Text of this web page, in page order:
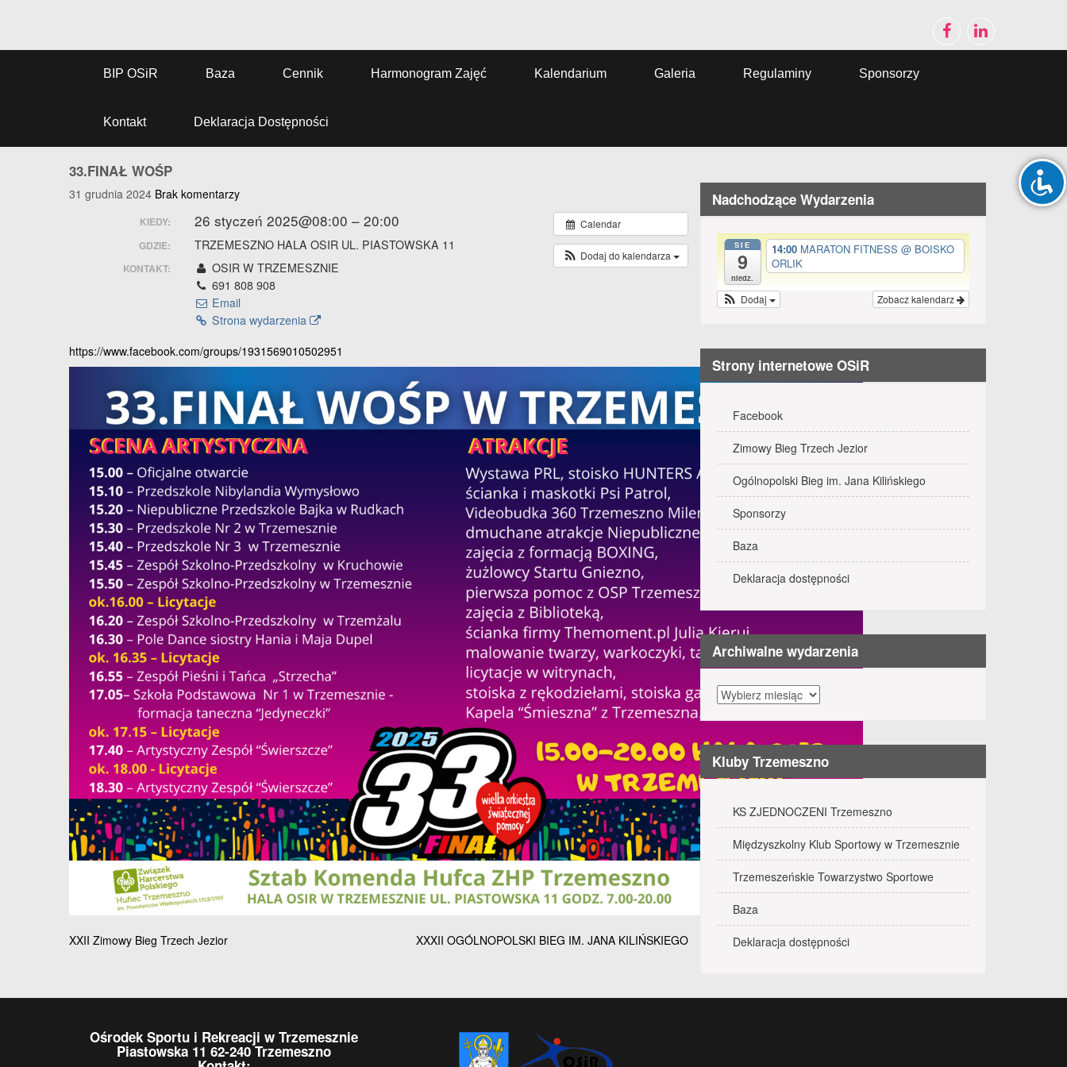
BIP OSiR Baza Cennik Harmonogram Zajęć Kalendarium Galeria Regulaminy Sponsorzy
Kontakt Deklaracja Dostępności
33.FINAŁ WOŚP
31 grudnia 2024 Brak komentarzy
Calendar
Dodaj do kalendarza
KIEDY: 26 styczeń 2025@08:00 – 20:00
GDZIE: TRZEMESZNO HALA OSIR UL. PIASTOWSKA 11
KONTAKT:
OSIR W TRZEMESZNIE
691 808 908
Email
Strona wydarzenia
https://www.facebook.com/groups/1931569010502951
Nawigacja
XXII Zimowy Bieg Trzech Jezior XXXII OGÓLNOPOLSKI BIEG IM. JANA KILIŃSKIEGO
Nadchodzące Wydarzenia
SIE
9
niedz.
14:00 MARATON FITNESS @ BOISKO
ORLIK
Zobacz kalendarz
Dodaj
Strony internetowe OSiR
Facebook
Zimowy Bieg Trzech Jezior
Ogólnopolski Bieg im. Jana Kilińskiego
Sponsorzy
Baza
Deklaracja dostępności
Archiwalne wydarzenia
Archiwalne
wydarzenia
Kluby Trzemeszno
KS ZJEDNOCZENI Trzemeszno
Międzyszkolny Klub Sportowy w Trzemesznie
Trzemeszeńskie Towarzystwo Sportowe
Baza
Deklaracja dostępności
Ośrodek Sportu i Rekreacji w Trzemesznie
Piastowska 11 62-240 Trzemeszno